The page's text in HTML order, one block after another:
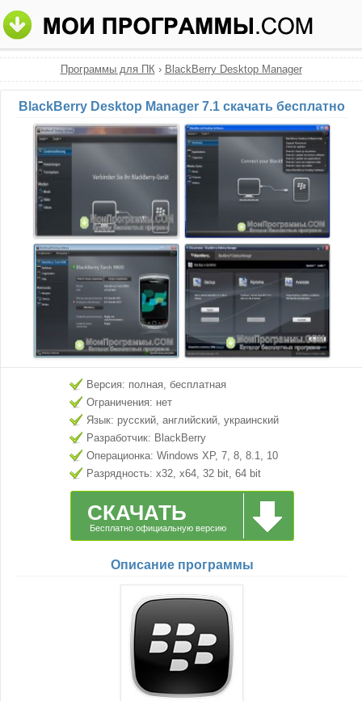
Программы для ПК› BlackBerry Desktop Manager
BlackBerry Desktop Manager 7.1 скачать бесплатно
Версия: полная, бесплатная
Ограничения: нет
Язык: русский, английский, украинский
Разработчик: BlackBerry
Операционка: Windows XP, 7, 8, 8.1, 10
Разрядность: x32, x64, 32 bit, 64 bit
СКАЧАТЬ
Бесплатно официальную версию
Описание программы